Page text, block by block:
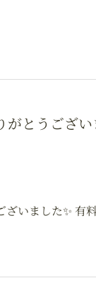
がとうござい
いました✨️ 有